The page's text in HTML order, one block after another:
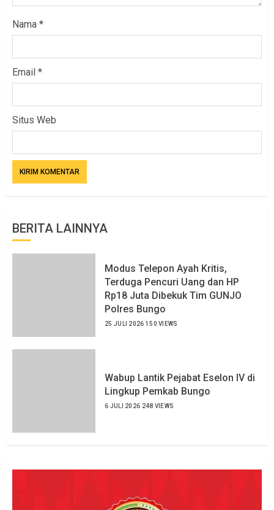
Nama *
Email *
Situs Web
BERITA LAINNYA
Modus Telepon Ayah Kritis,
Terduga Pencuri Uang dan HP
Rp18 Juta Dibekuk Tim GUNJO
Polres Bungo
25 JULI 2026 150 VIEWS
Wabup Lantik Pejabat Eselon IV di
Lingkup Pemkab Bungo
6 JULI 2026 248 VIEWS